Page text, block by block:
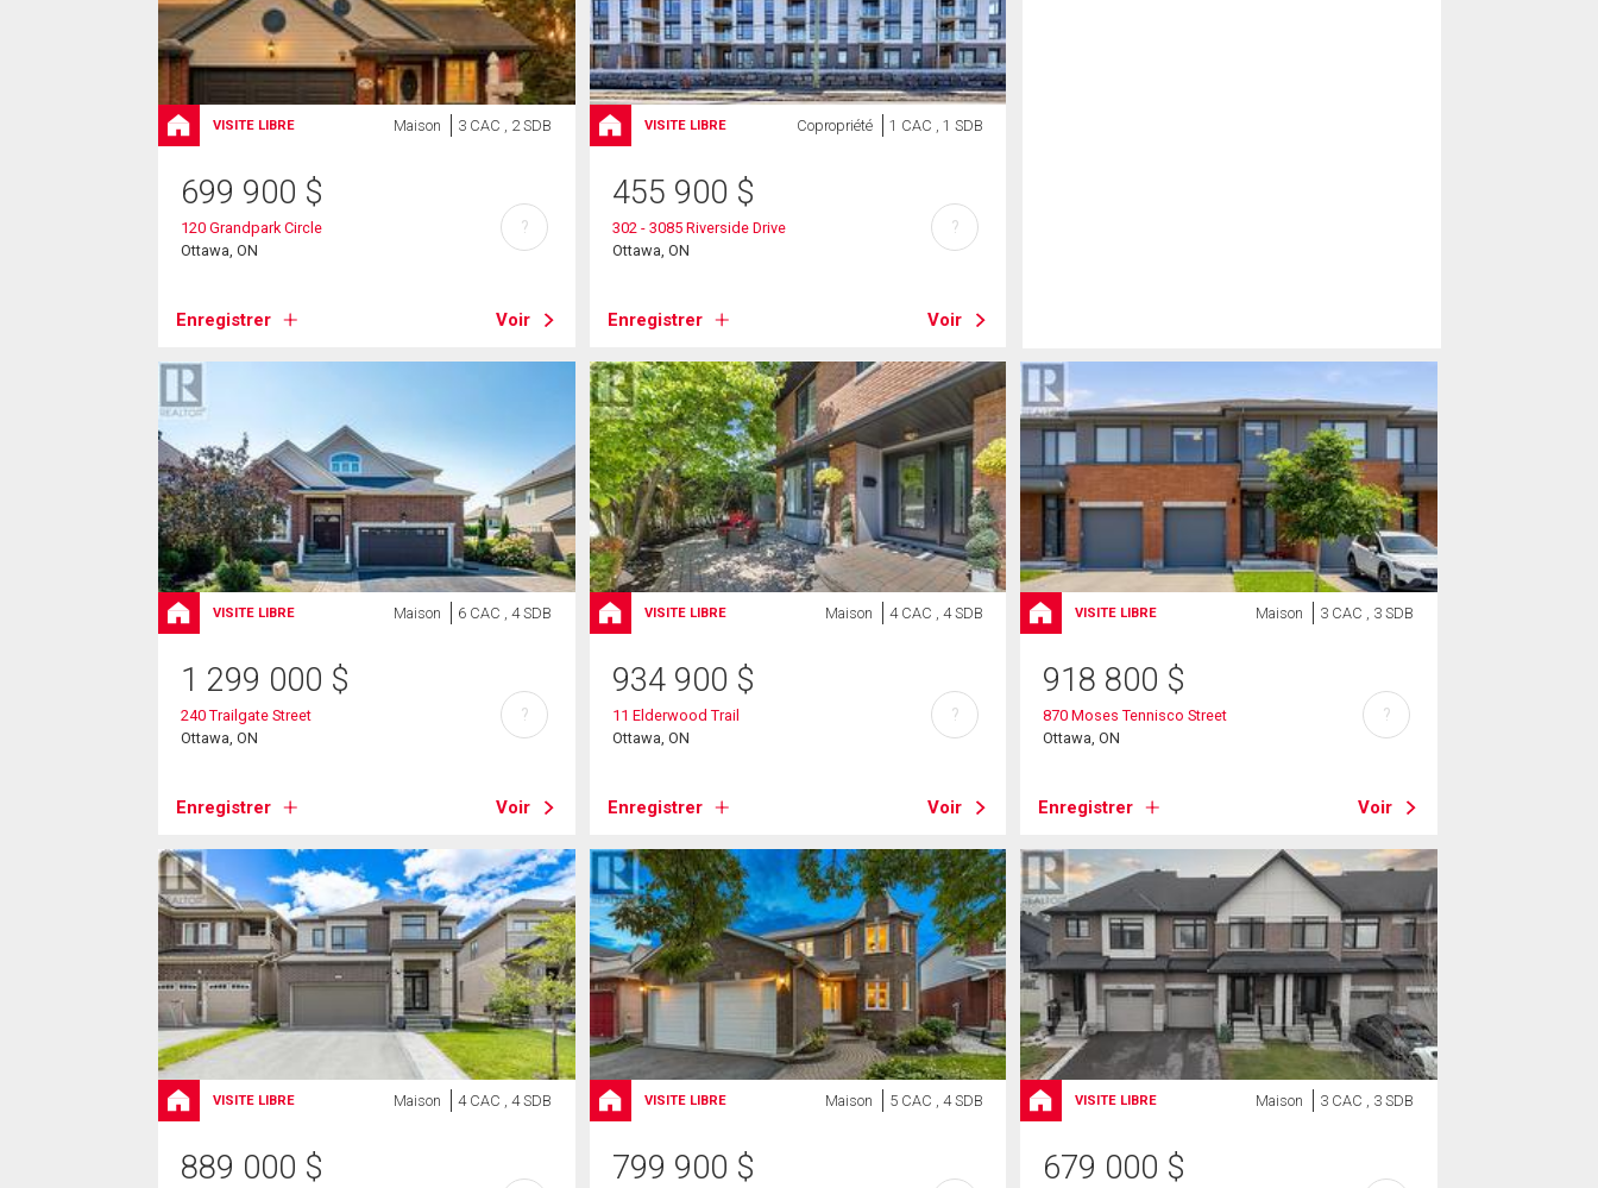
VISITE LIBRE Maison 3 CAC , 2 SDB
699 900 $
120 Grandpark Circle
Ottawa, ON
Enregistrer Voir
?
VISITE LIBRE Copropriété 1 CAC , 1 SDB
455 900 $
302 - 3085 Riverside Drive
Ottawa, ON
Enregistrer Voir
?
VISITE LIBRE Maison 6 CAC , 4 SDB
1 299 000 $
240 Trailgate Street
Ottawa, ON
Enregistrer Voir
?
VISITE LIBRE Maison 4 CAC , 4 SDB
934 900 $
11 Elderwood Trail
Ottawa, ON
Enregistrer Voir
?
VISITE LIBRE Maison 3 CAC , 3 SDB
918 800 $
870 Moses Tennisco Street
Ottawa, ON
Enregistrer Voir
?
VISITE LIBRE Maison 4 CAC , 4 SDB
889 000 $
VISITE LIBRE Maison 5 CAC , 4 SDB
799 900 $
VISITE LIBRE Maison 3 CAC , 3 SDB
679 000 $